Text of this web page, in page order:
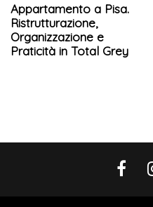
Appartamento a Pisa.
Ristrutturazione,
Organizzazione e
Praticità in Total Grey